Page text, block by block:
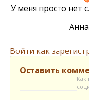
У меня просто нет
Анна
Войти как
Оставить
Как